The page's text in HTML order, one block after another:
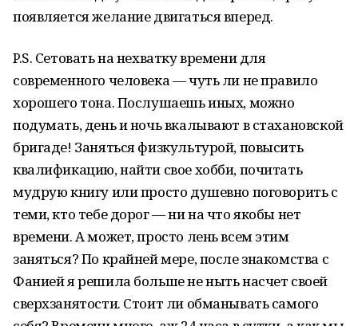
появляется желание двигаться вперед.
P.S. Сетовать на нехватку времени для
современного человека — чуть ли не правило
хорошего тона. Послушаешь иных, можно
подумать, день и ночь вкалывают в стахановской
бригаде! Заняться физкультурой, повысить
квалификацию, найти свое хобби, почитать
мудрую книгу или просто душевно поговорить с
теми, кто тебе дорог — ни на что якобы нет
времени. А может, просто лень всем этим
заняться? По крайней мере, после знакомства с
Фанией я решила больше не ныть насчет своей
сверхзанятости. Стоит ли обманывать самого